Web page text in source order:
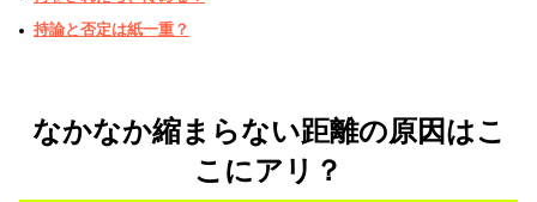
持論と否定は紙一重？
なかなか縮まらない距離の原因はこ
こにアリ？